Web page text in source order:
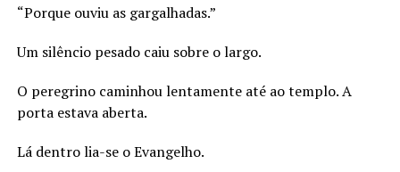
“Porque ouviu as gargalhadas.”
Um silêncio pesado caiu sobre o largo.
O peregrino caminhou lentamente até ao templo. A
porta estava aberta.
Lá dentro lia-se o Evangelho.